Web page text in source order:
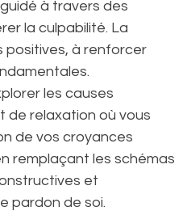
à travers des
la culpabilité. La
positives, à renforcer
les causes
de relaxation où vous
de vos croyances
remplaçant les schémas
et
pardon de soi.